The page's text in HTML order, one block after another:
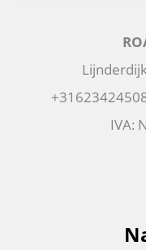
IVA: